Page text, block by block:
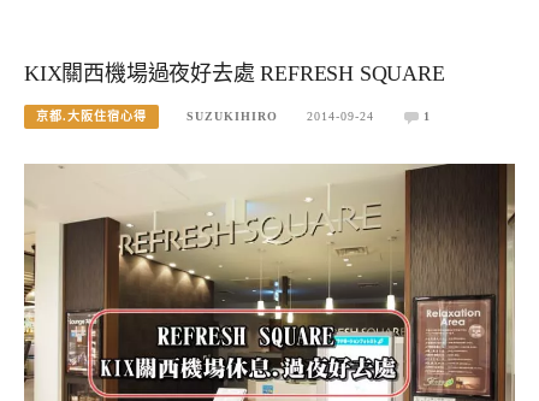
KIX關西機場過夜好去處 REFRESH SQUARE
京都.大阪住宿心得 SUZUKIHIRO 2014-09-24 1